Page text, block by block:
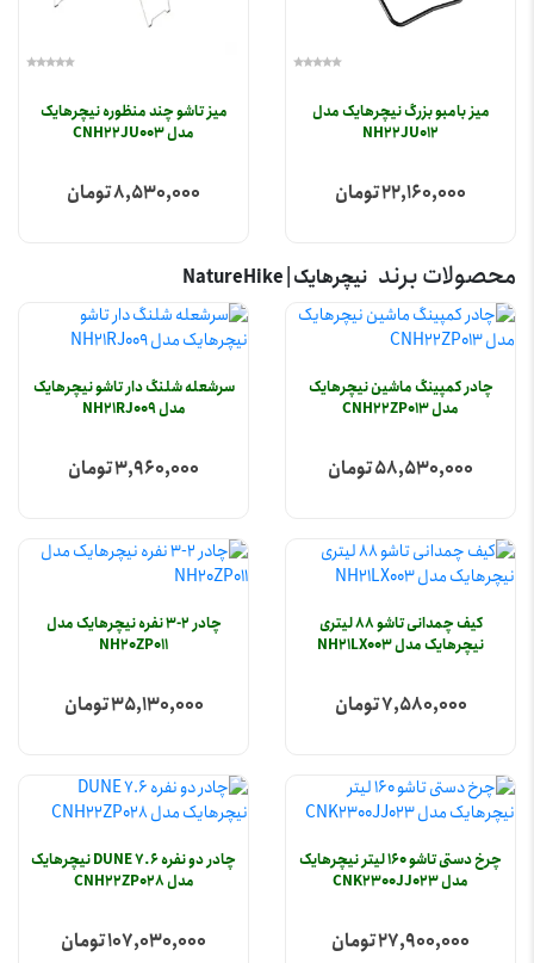
میز بامبو بزرگ نیچرهایک مدل
NH22JU012
22,160,000 تومان
میز تاشو چند منظوره نیچرهایک
مدل CNH22JU003
8,530,000 تومان
محصولات برند نیچرهایک | NatureHike
چادر کمپینگ ماشین نیچرهایک
مدل CNH22ZP013
58,530,000 تومان
سرشعله شلنگ دار تاشو نیچرهایک
مدل NH21RJ009
3,960,000 تومان
کیف چمدانی تاشو 88 لیتری
نیچرهایک مدل NH21LX003
7,580,000 تومان
چادر 2-3 نفره نیچرهایک مدل
NH20ZP011
35,130,000 تومان
چرخ دستی تاشو 160 لیتر نیچرهایک
مدل CNK2300JJ023
27,900,000 تومان
چادر دو نفره 7.6 DUNE نیچرهایک
مدل CNH22ZP028
107,030,000 تومان